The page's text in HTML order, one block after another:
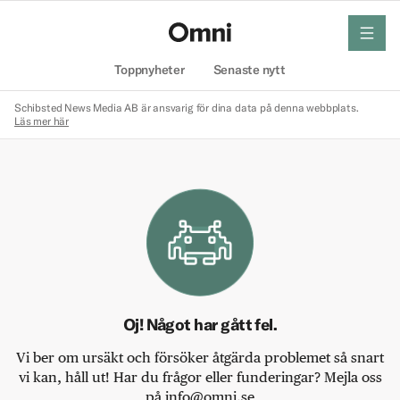
Toppnyheter Senaste nytt
meny
Schibsted News Media AB är ansvarig för dina data på denna webbplats.
Läs mer här
Oj! Något har gått fel.
Vi ber om ursäkt och försöker åtgärda problemet så snart
vi kan, håll ut! Har du frågor eller funderingar? Mejla oss